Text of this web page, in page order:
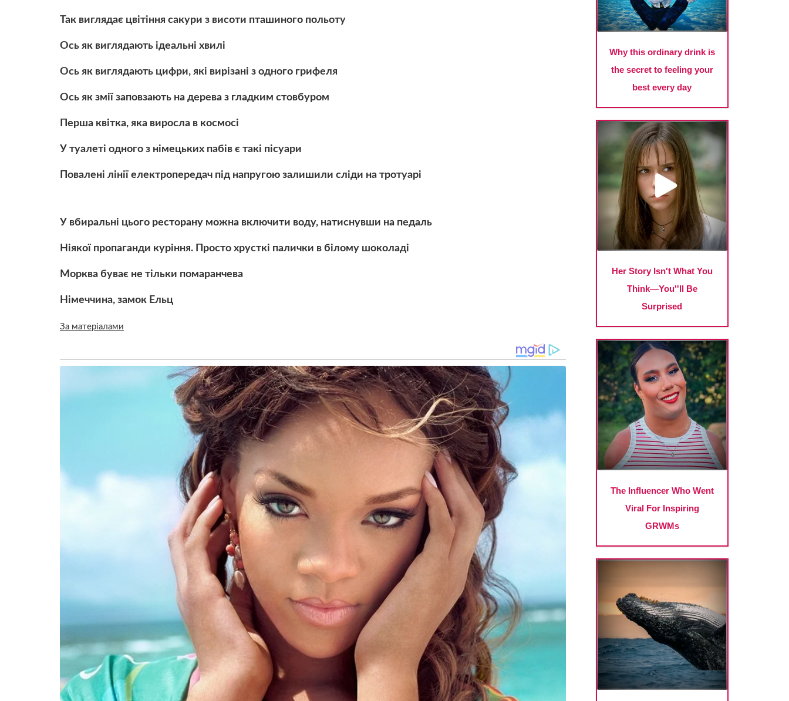
Так виглядає цвітіння сакури з висоти пташиного польоту
Ось як виглядають ідеальні хвилі
Ось як виглядають цифри, які вирізані з одного грифеля
Ось як змії заповзають на дерева з гладким стовбуром
Перша квітка, яка виросла в космосі
У туалеті одного з німецьких пабів є такі пісуари
Повалені лінії електропередач під напругою залишили сліди на тротуарі
У вбиральні цього ресторану можна включити воду, натиснувши на педаль
Ніякої пропаганди куріння. Просто хрусткі палички в білому шоколаді
Морква буває не тільки помаранчева
Німеччина, замок Ельц
За матеріалами